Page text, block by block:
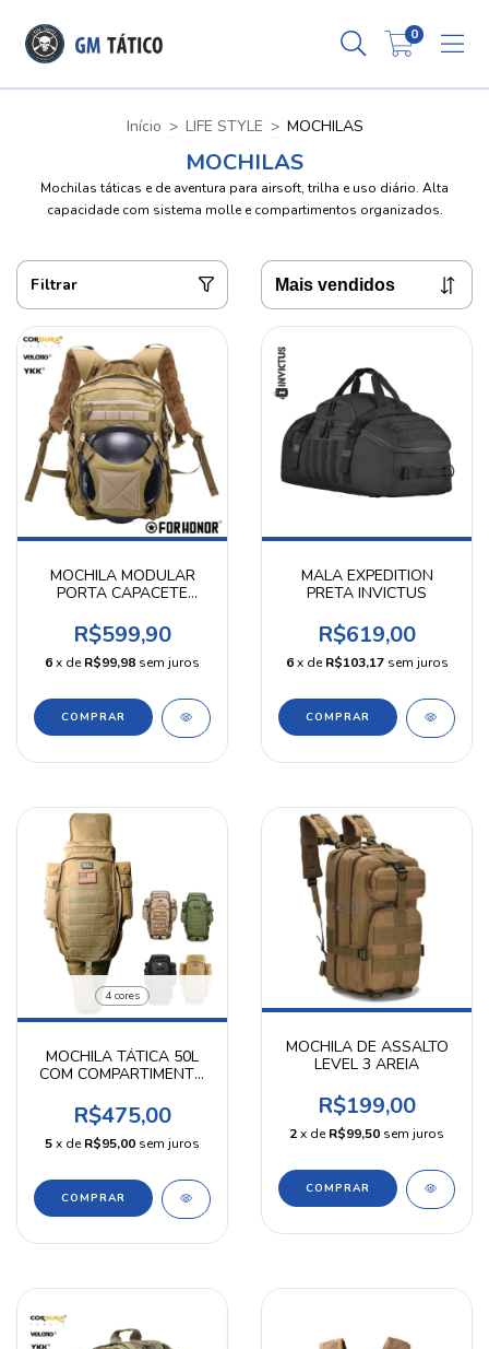
0
Início > LIFE STYLE > MOCHILAS
MOCHILAS
Mochilas táticas e de aventura para airsoft, trilha e uso diário. Alta
capacidade com sistema molle e compartimentos organizados.
Filtrar
MOCHILA MODULAR
PORTA CAPACETE
R$599,90
6x deR$99,98 sem juros
MALA EXPEDITION
PRETA INVICTUS
R$619,00
6 x deR$103,17 sem juros
4 cores
MOCHILA TÁTICA 50L
COM COMPARTIMENTO
R$475,00
5x deR$95,00 sem juros
COMPRAR
MOCHILA DE ASSALTO
LEVEL 3 AREIA
R$199,00
2x deR$99,50 sem juros